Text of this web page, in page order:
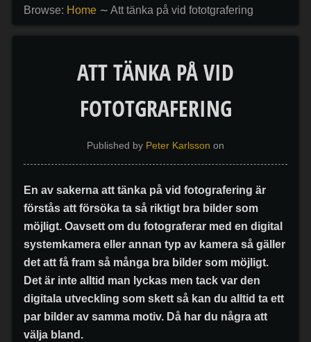
Browse: Home ∼ Att tänka på vid fototgrafering
ATT TÄNKA PÅ VID
FOTOTGRAFERING
Published by Peter Karlsson on
En av sakerna att tänka på vid fotografering är
förstås att försöka ta så riktigt bra bilder som
möjligt. Oavsett om du fotograferar med en digital
systemkamera eller annan typ av kamera så gäller
det att få fram så många bra bilder som möjligt.
Det är inte alltid man lyckas men tack var den
digitala utveckling som skett så kan du alltid ta ett
par bilder av samma motiv. Då har du några att
välja bland.